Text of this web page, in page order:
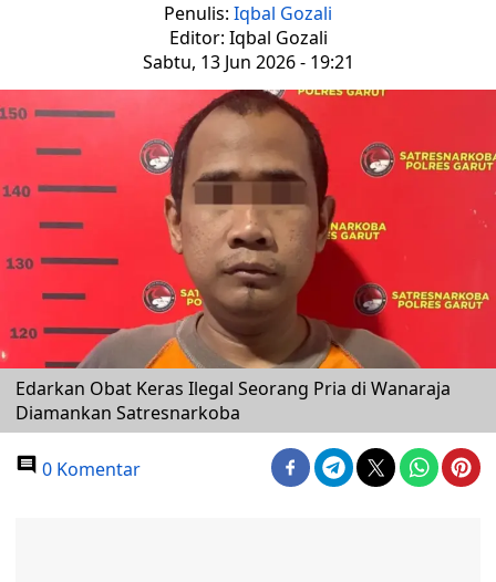
Penulis: Iqbal Gozali
Editor: Iqbal Gozali
Sabtu, 13 Jun 2026 - 19:21
Edarkan Obat Keras Ilegal Seorang Pria di Wanaraja
Diamankan Satresnarkoba
0 Komentar